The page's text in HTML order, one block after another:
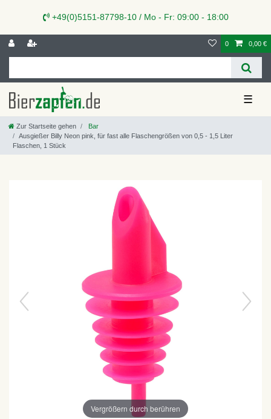
+49(0)5151-87798-10 / Mo - Fr: 09:00 - 18:00
0 0,00 €
☰
Zur Startseite gehen
Bar
Ausgießer Billy Neon pink, für fast alle Flaschengrößen von 0,5 - 1,5 Liter
Flaschen, 1 Stück
Vergrößern durch berühren